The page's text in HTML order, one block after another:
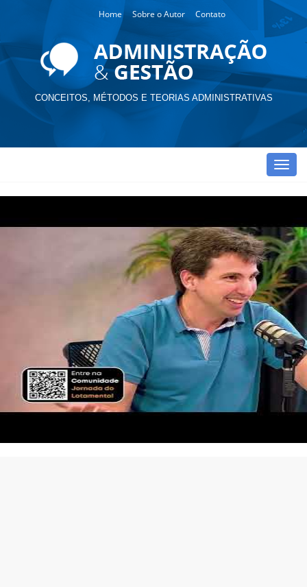
Home Sobre o Autor Contato
CONCEITOS, MÉTODOS E TEORIAS ADMINISTRATIVAS